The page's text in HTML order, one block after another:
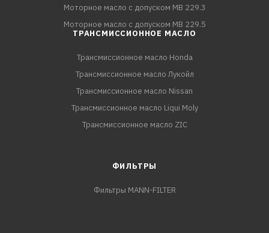
Моторное масло с допуском MB 229.3
Моторное масло с допуском MB 229.5
ТРАНСМИССИОННОЕ МАСЛО
Трансмиссионное масло Honda
Трансмиссионное масло Лукойл
Трансмиссионное масло Nissan
Трансмиссионное масло Liqui Moly
Трансмиссионное масло ZIC
ФИЛЬТРЫ
Фильтры MANN-FILTER